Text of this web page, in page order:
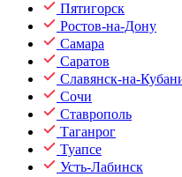
Пятигорск
Ростов-на-Дону
Самара
Саратов
Славянск-на-
Сочи
Ставрополь
Таганрог
Туапсе
Усть-Лабинск